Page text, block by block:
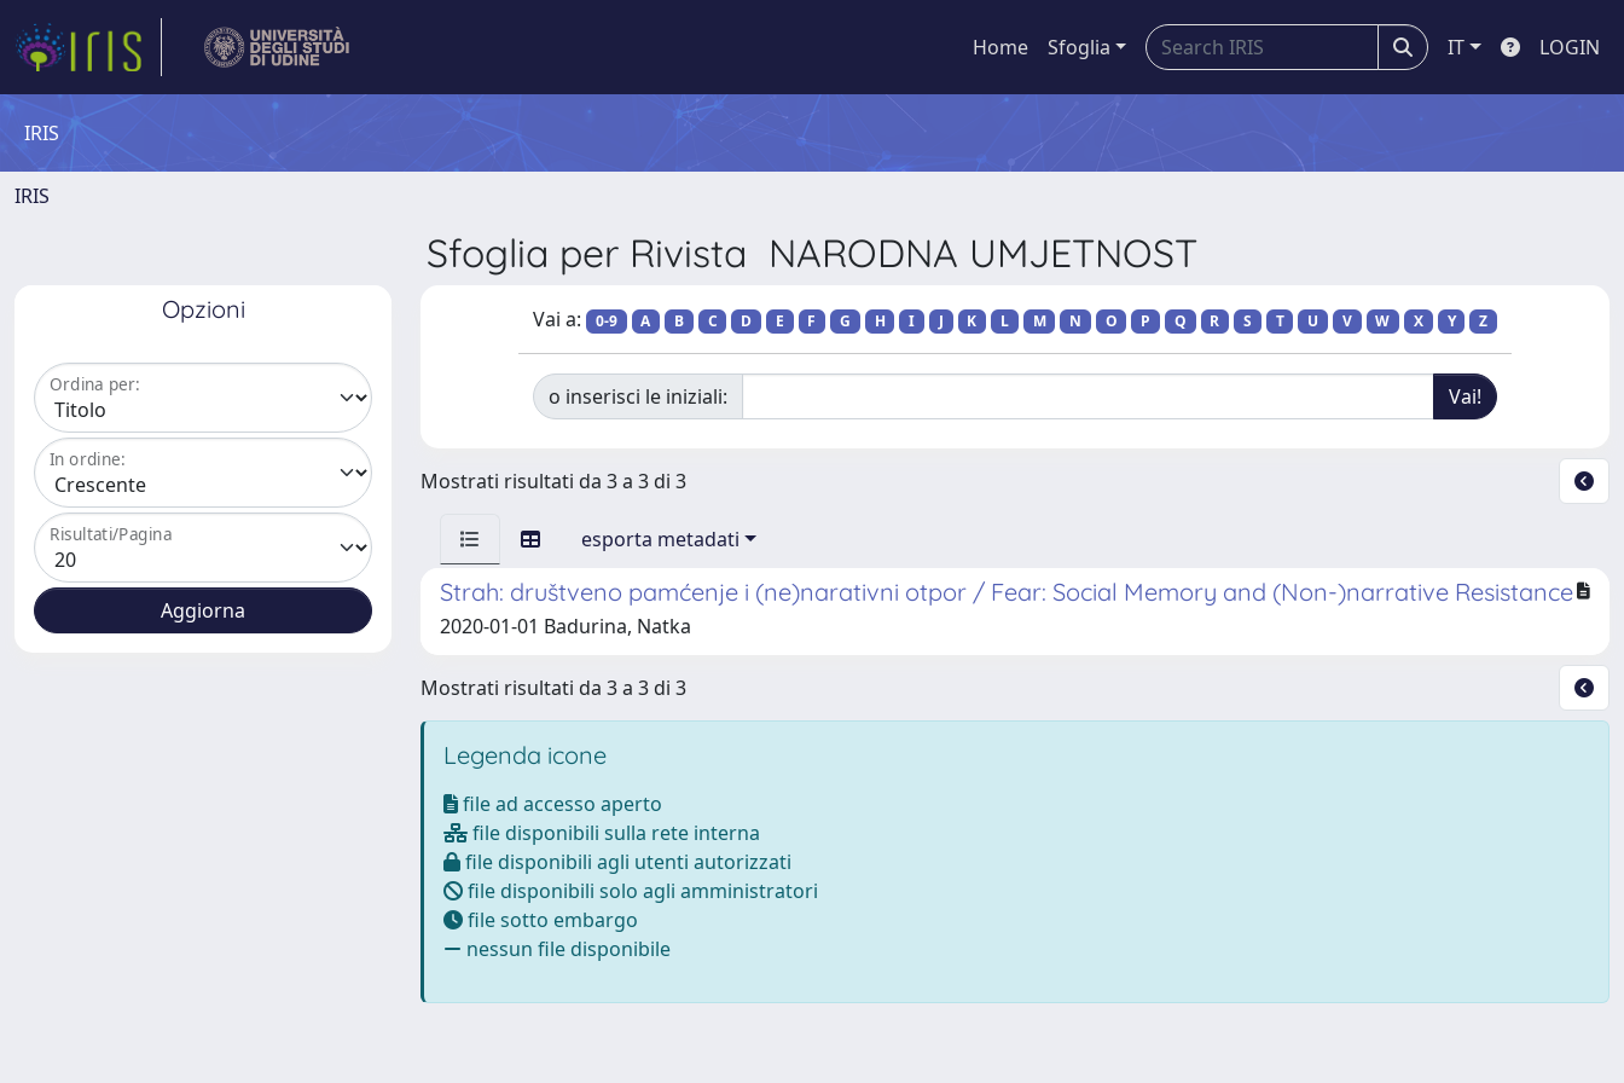
Home Sfoglia IT LOGIN
IRIS
IRIS
Sfoglia per Rivista NARODNA UMJETNOST
Opzioni
Ordina per:
In ordine:
Risultati/Pagina
Vai a: 0-9 A B C D E F G H I J K L M N O P Q R S T U V W X Y Z
o inserisci le iniziali:
Mostrati risultati da 3 a 3 di 3
esporta metadati
Strah: društveno pamćenje i (ne)narativni otpor / Fear: Social Memory and (Non-)narrative Resistance
2020-01-01 Badurina, Natka
Mostrati risultati da 3 a 3 di 3
Legenda icone
file ad accesso aperto
file disponibili sulla rete interna
file disponibili agli utenti autorizzati
file disponibili solo agli amministratori
file sotto embargo
nessun file disponibile